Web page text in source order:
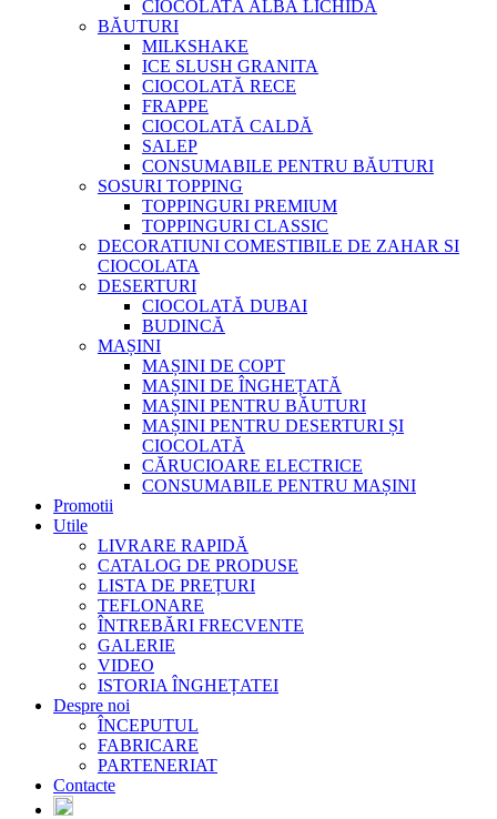
CIOCOLATĂ ALBĂ LICHIDĂ
BĂUTURI
MILKSHAKE
ICE SLUSH GRANITA
CIOCOLATĂ RECE
FRAPPE
CIOCOLATĂ CALDĂ
SALEP
CONSUMABILE PENTRU BĂUTURI
SOSURI TOPPING
TOPPINGURI PREMIUM
TOPPINGURI CLASSIC
DECORATIUNI COMESTIBILE DE ZAHAR SI
CIOCOLATA
DESERTURI
CIOCOLATĂ DUBAI
BUDINCĂ
MAȘINI
MAȘINI DE COPT
MAȘINI DE ÎNGHEȚATĂ
MAȘINI PENTRU BĂUTURI
MAȘINI PENTRU DESERTURI ȘI
CIOCOLATĂ
CĂRUCIOARE ELECTRICE
CONSUMABILE PENTRU MAȘINI
Promotii
Utile
LIVRARE RAPIDĂ
CATALOG DE PRODUSE
LISTA DE PREȚURI
TEFLONARE
ÎNTREBĂRI FRECVENTE
GALERIE
VIDEO
ISTORIA ÎNGHEȚATEI
Despre noi
ÎNCEPUTUL
FABRICARE
PARTENERIAT
Contacte